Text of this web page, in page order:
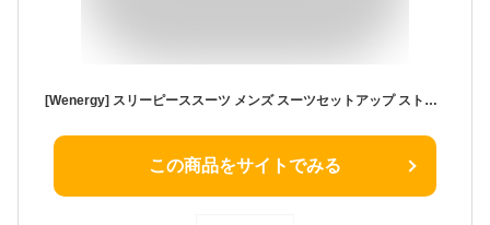
[Wenergy] スリーピーススーツ メンズ スーツセットアップ ストライプ柄 スリム ビジネス カジュアル 入学式 卒業式 結婚式 二次会 パーティー (コーヒー, XL)
この商品をサイトでみる